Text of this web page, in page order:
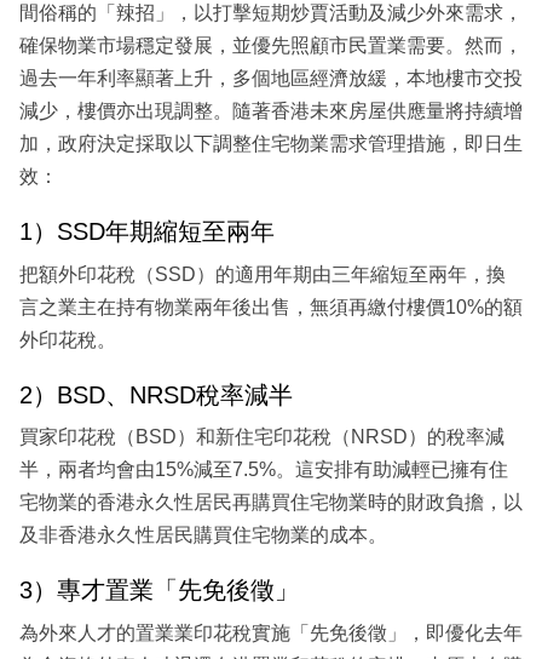
間俗稱的「辣招」，以打擊短期炒賈活動及減少外來需求，
確保物業市場穩定發展，並優先照顧市民置業需要。然而，
過去一年利率顯著上升，多個地區經濟放緩，本地樓市交投
減少，樓價亦出現調整。隨著香港未來房屋供應量將持續增
加，政府決定採取以下調整住宅物業需求管理措施，即日生
效：
1）SSD年期縮短至兩年
把額外印花稅（SSD）的適用年期由三年縮短至兩年，換
言之業主在持有物業兩年後出售，無須再繳付樓價10%的額
外印花稅。
2）BSD、NRSD稅率減半
買家印花稅（BSD）和新住宅印花稅（NRSD）的稅率減
半，兩者均會由15%減至7.5%。這安排有助減輕已擁有住
宅物業的香港永久性居民再購買住宅物業時的財政負擔，以
及非香港永久性居民購買住宅物業的成本。
3）專才置業「先免後徵」
為外來人才的置業業印花稅實施「先免後徵」，即優化去年